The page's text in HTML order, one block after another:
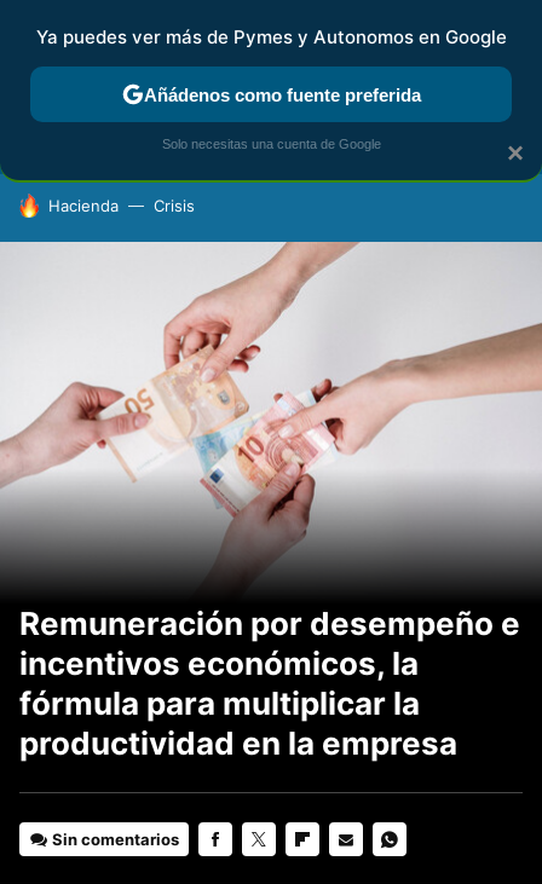
FISCALIDAD Y CONTABILIDAD KIT DIGITAL RENTA
HOY SE HABLA DE
Hacienda Crisis
Remuneración por desempeño e
incentivos económicos, la
fórmula para multiplicar la
productividad en la empresa
Sin comentarios
×
Ya puedes ver más de Pymes y Autonomos en Google
Añádenos como fuente preferida
Solo necesitas una cuenta de Google